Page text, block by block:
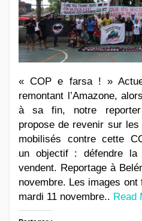
« COP e farsa ! »
remontant l’Amazone,
à sa fin, notre
propose de revenir sur
mobilisés contre cette
un objectif : défendre la
vendent. Reportage à
novembre. Les images
mardi 11 novembre.. Read